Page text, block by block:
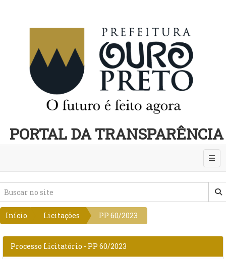
PORTAL DA TRANSPARÊNCIA
Início Licitações PP 60/2023
Processo Licitatório - PP 60/2023